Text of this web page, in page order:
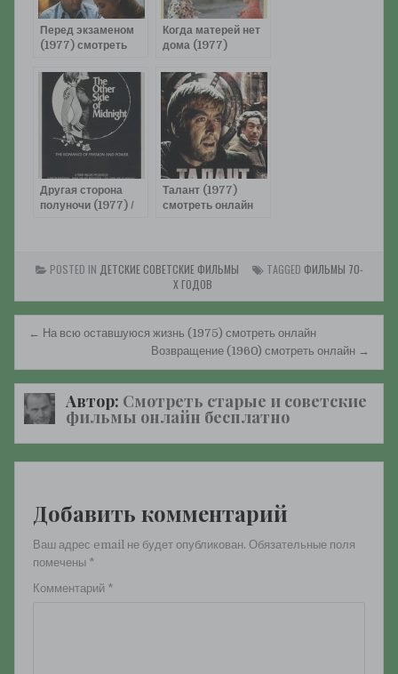
Перед экзаменом
(1977) смотреть
Когда матерей нет
дома (1977)
Другая сторона
полуночи (1977) /
Талант (1977)
смотреть онлайн
POSTED IN ДЕТСКИЕ СОВЕТСКИЕ ФИЛЬМЫ TAGGED ФИЛЬМЫ 70-
Х ГОДОВ
Навигация
записям
← На всю оставшуюся жизнь (1975) смотреть онлайн
Возвращение (1960) смотреть онлайн →
Автор: Смотреть старые и советские
фильмы онлайн бесплатно
Добавить комментарий
Ваш адрес email не будет опубликован. Обязательные поля
помечены *
Комментарий *